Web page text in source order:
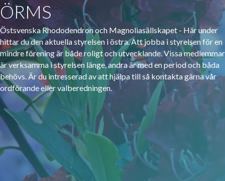
ÖRMS
Östsvenska Rhododendron och Magnoliasällskapet - Här under
hittar du den aktuella styrelsen i östra. Att jobba i styrelsen för en
mindre förening är både roligt och utvecklande. Vissa medlemmar
är verksamma i styrelsen länge, andra är med en period och båda
behövs. Är du intresserad av att hjälpa till så kontakta gärna vår
ordförande eller valberedningen.